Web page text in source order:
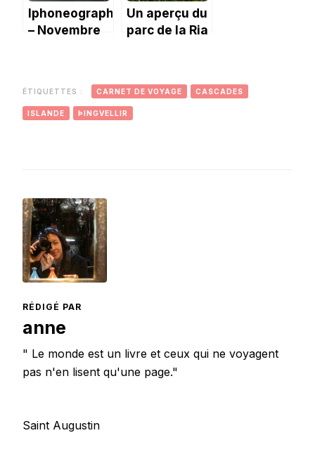
Iphoneography
– Novembre
couleurs de
l’automne.
Un aperçu du
parc de la Ria
ÉTIQUETTES : CARNET DE VOYAGE CASCADES
ISLANDE ÞINGVELLIR
RÉDIGÉ PAR
anne
" Le monde est un livre et ceux qui ne voyagent
pas n'en lisent qu'une page."
Saint Augustin